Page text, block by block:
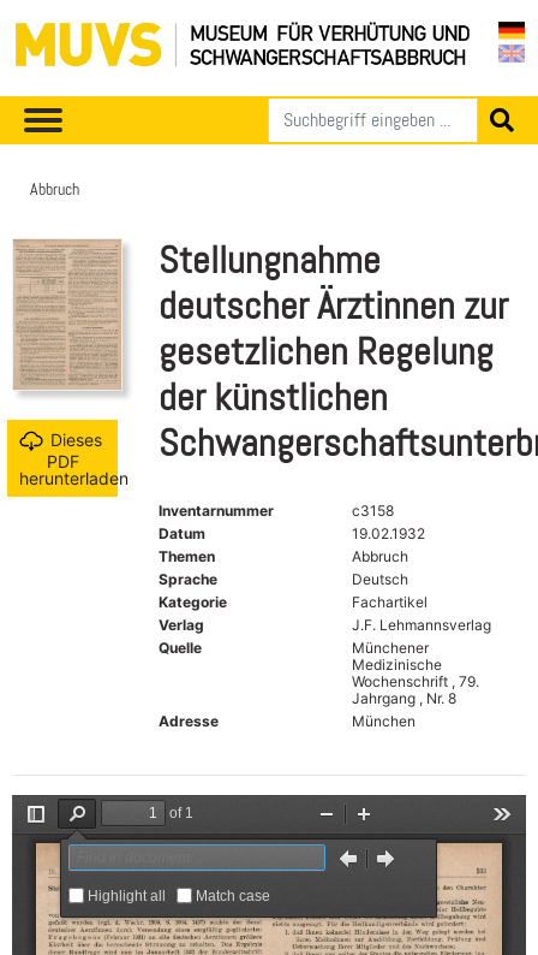
Abbruch
Dieses
PDF
herunterladen
Stellungnahme
deutscher Ärztinnen zur
gesetzlichen Regelung
der künstlichen
Inventarnummer
c3158
Datum
19.02.1932
Themen
Abbruch
Sprache
Deutsch
Kategorie
Fachartikel
Verlag
J.F. Lehmannsverlag
Quelle
Münchener
Medizinische
Wochenschrift , 79.
Jahrgang , Nr. 8
Adresse
München